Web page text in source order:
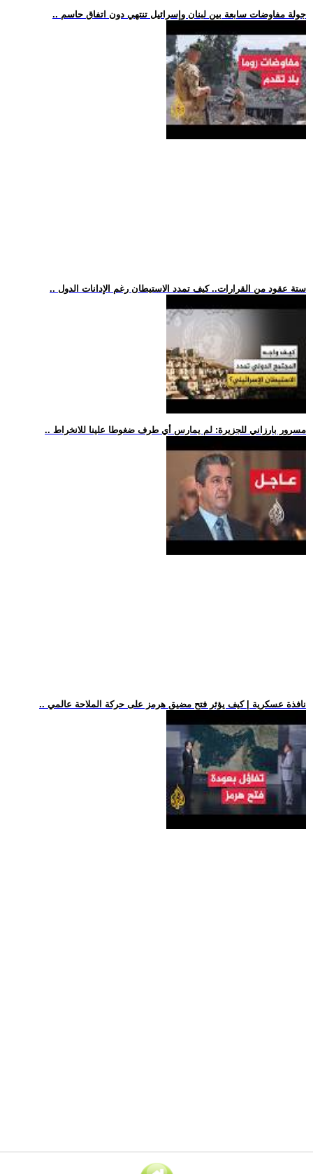
.. جولة مفاوضات سابعة بين لبنان وإسرائيل تنتهي دون اتفاق حاسم
.. ستة عقود من القرارات.. كيف تمدد الاستيطان رغم الإدانات الدول
.. مسرور بارزاني للجزيرة: لم يمارس أي طرف ضغوطا علينا للانخراط
.. نافذة عسكرية | كيف يؤثر فتح مضيق هرمز على حركة الملاحة عالمي